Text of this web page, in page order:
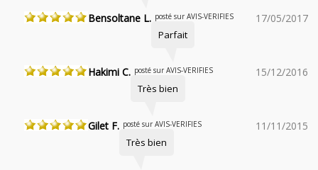
Bensoltane L. posté sur AVIS-VERIFIES 17/05/2017
Parfait
Hakimi C. posté sur AVIS-VERIFIES 15/12/2016
Très bien
Gilet F. posté sur AVIS-VERIFIES 11/11/2015
Très bien